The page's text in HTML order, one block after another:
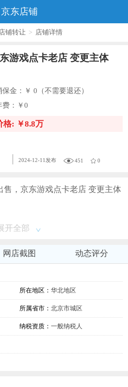
京东店铺
铺转让 > 店铺详情
游戏点卡老店 变更主体
保金：
￥ 0（不需要退还）
费：
￥0
格: ￥8.8万
2024-12-11发布 451 0
售，京东游戏点卡老店 变更主体
开全部
网店截图 动态评分
所在地区： 华北地区
所属省市： 北京市城区
纳税资质： 一般纳税人